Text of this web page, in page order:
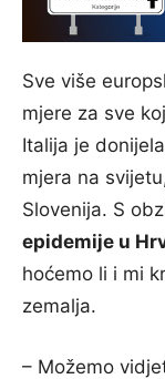
Sve više
mjere za sve
Italija je
mjera na
Slovenija. S
epidemije u
hoćemo li i mi
zemalja.
– Možemo